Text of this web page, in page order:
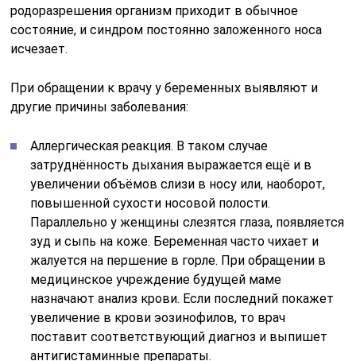
родоразрешения организм приходит в обычное
состояние, и синдром постоянно заложенного носа
исчезает.
При обращении к врачу у беременных выявляют и
другие причины заболевания:
Аллергическая реакция. В таком случае
затруднённость дыхания выражается ещё и в
увеличении объёмов слизи в носу или, наоборот,
повышенной сухости носовой полости.
Параллельно у женщины слезятся глаза, появляется
зуд и сыпь на коже. Беременная часто чихает и
жалуется на першение в горле. При обращении в
медицинское учреждение будущей маме
назначают анализ крови. Если последний покажет
увеличение в крови эозинофилов, то врач
поставит соответствующий диагноз и выпишет
антигистаминные препараты.